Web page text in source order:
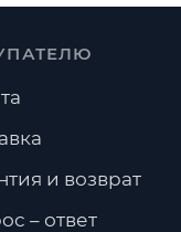
и возврат
– ответ